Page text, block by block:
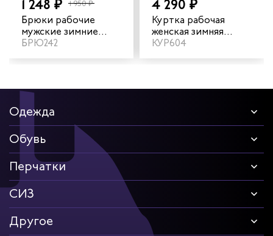
1 248 ₽ 1 950 ₽
Брюки рабочие
мужские зимние
"Эребус" цвет
БРЮ242
4 290 ₽
Куртка рабочая
женская зимняя
"Эребус" цвет
КУР604
Одежда
Обувь
Перчатки
СИЗ
Другое